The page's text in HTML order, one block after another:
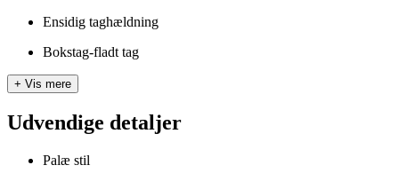
Ensidig taghældning
Bokstag-fladt tag
+ Vis mere
Udvendige detaljer
Palæ stil